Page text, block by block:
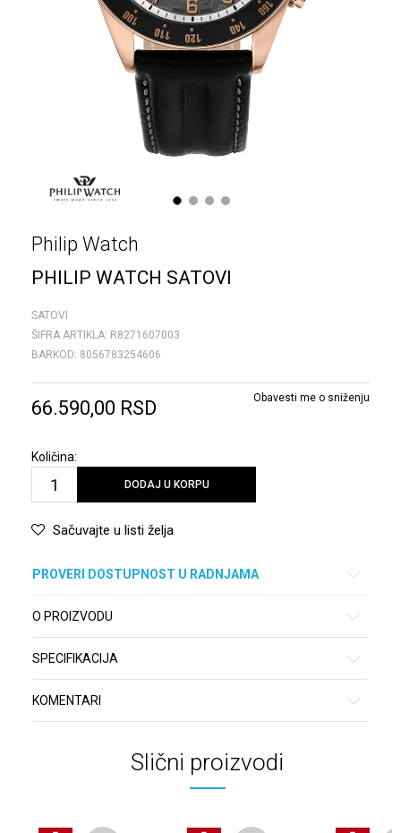
1 2 3 4
Philip Watch
PHILIP WATCH SATOVI
SATOVI
ŠIFRA ARTIKLA: R8271607003
BARKOD: 8056783254606
66.590,00 RSD Obavesti me o sniženju
Količina:
DODAJ U KORPU
Sačuvajte u listi želja
PROVERI DOSTUPNOST U RADNJAMA
O PROIZVODU
SPECIFIKACIJA
KOMENTARI
Slični proizvodi